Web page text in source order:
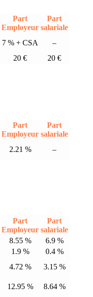
Part
Employeur
Part
salariale
7 % + CSA
–
20 € 20 €
Part
Employeur
Part
salariale
2.21 % –
Part
Employeur
Part
salariale
8.55 %
6.9 %
1.9 %
0.4 %
4.72 %
3.15 %
12.95 %
8.64 %